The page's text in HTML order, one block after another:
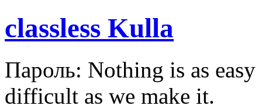
classless Kulla
Пароль: Nothing is as
difficult as we make it.